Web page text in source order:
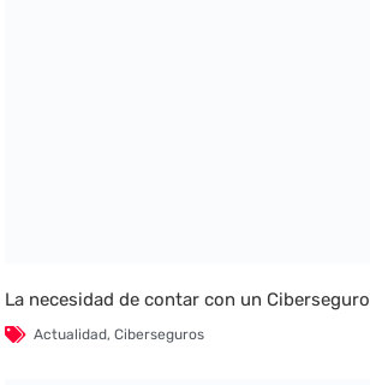
La necesidad de contar con un Ciberseguro
Actualidad,Ciberseguros